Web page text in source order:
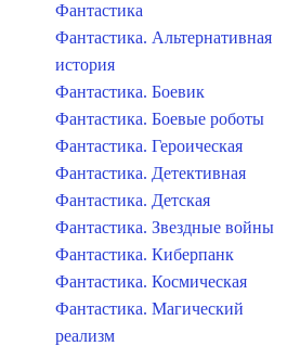
Фантастика
Фантастика. Альтернативная
история
Фантастика. Боевик
Фантастика. Боевые роботы
Фантастика. Героическая
Фантастика. Детективная
Фантастика. Детская
Фантастика. Звездные войны
Фантастика. Киберпанк
Фантастика. Космическая
Фантастика. Магический
реализм